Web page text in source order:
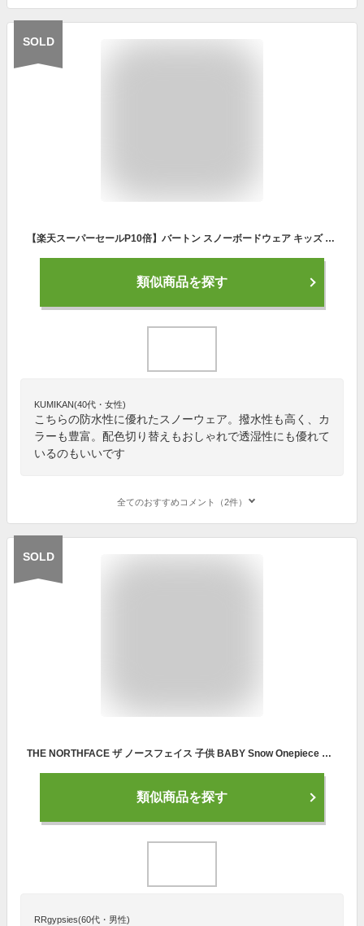
SOLD
【楽天スーパーセールP10倍】バートン スノーボードウェア キッズ ワンピース 23-24 Burton トドラー ワンピース W24JP-221741 Toddlers 2L One Piece スノースーツ スノーウェア ジャンプスーツ ベビー 幼児 子供 男の子 女の子 90 100 110 120 130 2023-2024 正規品
類似商品を探す
KUMIKAN(40代・女性)
こちらの防水性に優れたスノーウェア。撥水性も高く、カ
ラーも豊富。配色切り替えもおしゃれで透湿性にも優れて
いるのもいいです
全てのおすすめコメント（2件）
SOLD
THE NORTHFACE ザ ノースフェイス 子供 BABY Snow Onepiece スノーワンピース ベビー 軽量 アウター スノーウェア 雪遊び 防水 アウトドア ロゴ NSJ61910 幼児 80cm 90cm 100cm ノース 1歳 2歳 乳幼児
類似商品を探す
RRgypsies(60代・男性)